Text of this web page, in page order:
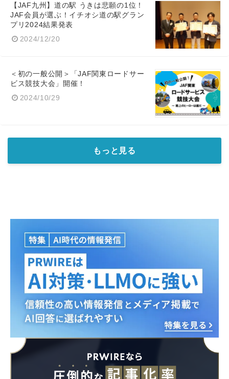
【JAF九州】道の駅 うきは悲願の1位！
JAF会員が選ぶ！イチオシ道の駅グラン
プリ2024結果発表
2024/12/20
＜初の一般公開＞「JAF関東ロードサー
ビス競技大会」開催！
2024/10/29
もっと見る